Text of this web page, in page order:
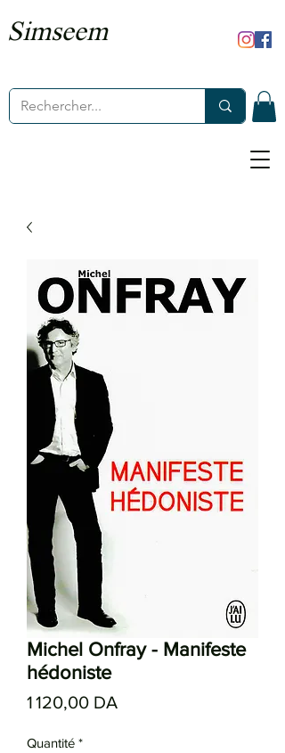
Simseem
Michel Onfray - Manifeste
hédoniste
1 120,00 DA
Quantité *